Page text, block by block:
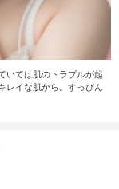
いては肌のトラブルが起
レイな肌から。すっぴん